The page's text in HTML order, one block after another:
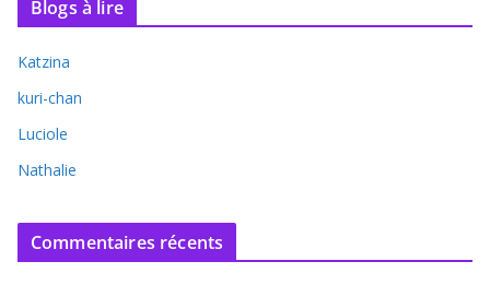
Blogs à lire
Katzina
kuri-chan
Luciole
Nathalie
Commentaires récents